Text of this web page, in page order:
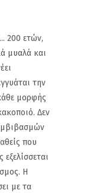
ετών,
μυαλά και
την
μορφής
Δεν
που
Η
με τα